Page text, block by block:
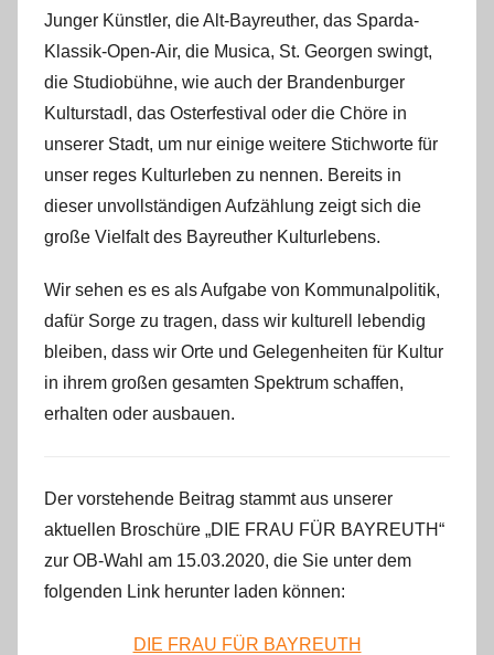
Junger Künstler, die Alt-Bayreuther, das Sparda-
Klassik-Open-Air, die Musica, St. Georgen swingt,
die Studiobühne, wie auch der Brandenburger
Kulturstadl, das Osterfestival oder die Chöre in
unserer Stadt, um nur einige weitere Stichworte für
unser reges Kulturleben zu nennen. Bereits in
dieser unvollständigen Aufzählung zeigt sich die
große Vielfalt des Bayreuther Kulturlebens.
Wir sehen es es als Aufgabe von Kommunalpolitik,
dafür Sorge zu tragen, dass wir kulturell lebendig
bleiben, dass wir Orte und Gelegenheiten für Kultur
in ihrem großen gesamten Spektrum schaffen,
erhalten oder ausbauen.
Der vorstehende Beitrag stammt aus unserer
aktuellen Broschüre „DIE FRAU FÜR BAYREUTH“
zur OB-Wahl am 15.03.2020, die Sie unter dem
folgenden Link herunter laden können:
DIE FRAU FÜR BAYREUTH